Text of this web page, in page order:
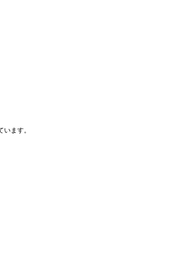
ます。